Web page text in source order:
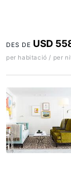
DES DE USD
per habitació / per